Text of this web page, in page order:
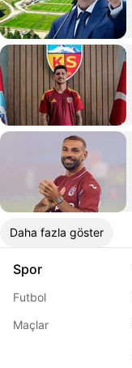
Daha fazla göster
Spor
Futbol
Maçlar